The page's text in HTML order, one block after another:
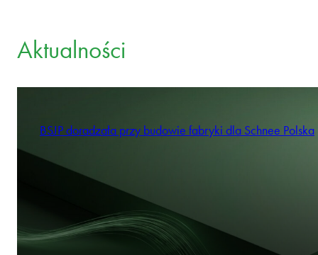
Aktualności
BSJP doradzała przy budowie fabryki dla Schnee Polska